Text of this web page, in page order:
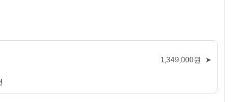
1,349,000원 ➤